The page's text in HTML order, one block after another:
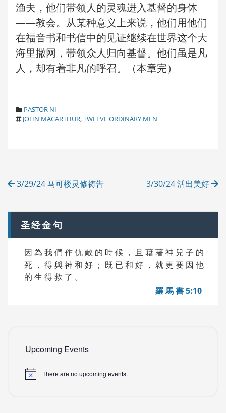
渔夫，他们带领人的灵魂进入基督的身体
——教会。从某种意义上来说，他们用他们
在福音书和书信中的见证继续在世界这个大
海里撒网，带领众人归向基督。他们虽是凡
人，却有着非凡的呼召。（本章完）
C
A
E
PASTOR NI
T
JOHN MACARTHUR,TWELVE ORDINARY MEN
Post
3/29/24 马可楼灵修祷告 3/30/24 活出美好
圣经金句
因 為 我 們 作 仇 敵 的 時 候 ， 且 藉 著 神 兒 子 的
死 ， 得 與 神 和 好 ； 既 已 和 好 ， 就 更 要 因 他
的 生 得 救 了 。
羅 馬 書 5:10
Upcoming Events
There are no upcoming events.